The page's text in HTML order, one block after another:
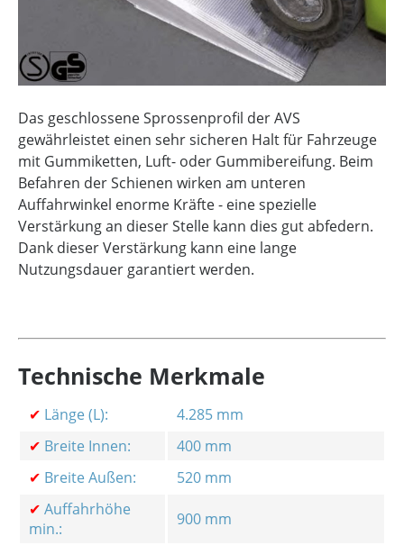
Das geschlossene Sprossenprofil der AVS
gewährleistet einen sehr sicheren Halt für Fahrzeuge
mit Gummiketten, Luft- oder Gummibereifung. Beim
Befahren der Schienen wirken am unteren
Auffahrwinkel enorme Kräfte - eine spezielle
Verstärkung an dieser Stelle kann dies gut abfedern.
Dank dieser Verstärkung kann eine lange
Nutzungsdauer garantiert werden.
Technische Merkmale
✔ Länge (L):
4.285 mm
✔ Breite Innen:
400 mm
✔ Breite Außen:
520 mm
✔ Auffahrhöhe
min.:
900 mm